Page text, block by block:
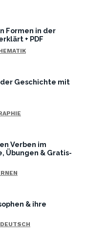
Formen in der
+ PDF
Geschichte mit
Verben im
Übungen & Gratis-
& ihre
DEUTSCH